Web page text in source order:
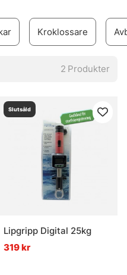
Kroklossare
2 Produkter
Slutsåld
Lipgripp Digital 25kg
319 kr